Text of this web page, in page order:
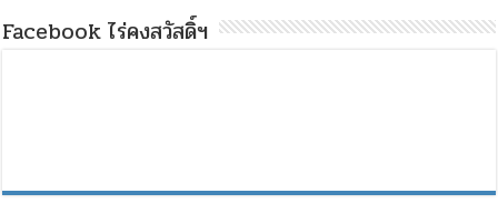
Facebook ไร่คงสวัสดิ์ฯ